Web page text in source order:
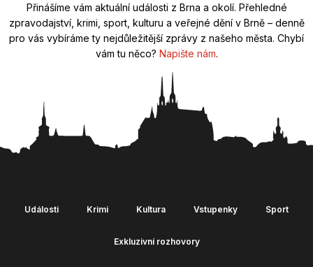
Přinášíme vám aktuální události z Brna a okolí. Přehledné
zpravodajství, krimi, sport, kulturu a veřejné dění v Brně – denně
pro vás vybíráme ty nejdůležitější zprávy z našeho města. Chybí
vám tu něco? Napište nám.
Události Krimi Kultura Vstupenky Sport
Exkluzivní rozhovory